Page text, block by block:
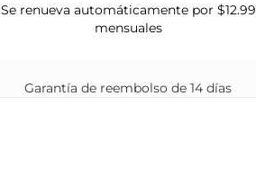
Se renueva automáticamente por $12.99
mensuales
Garantía de reembolso de 14 días